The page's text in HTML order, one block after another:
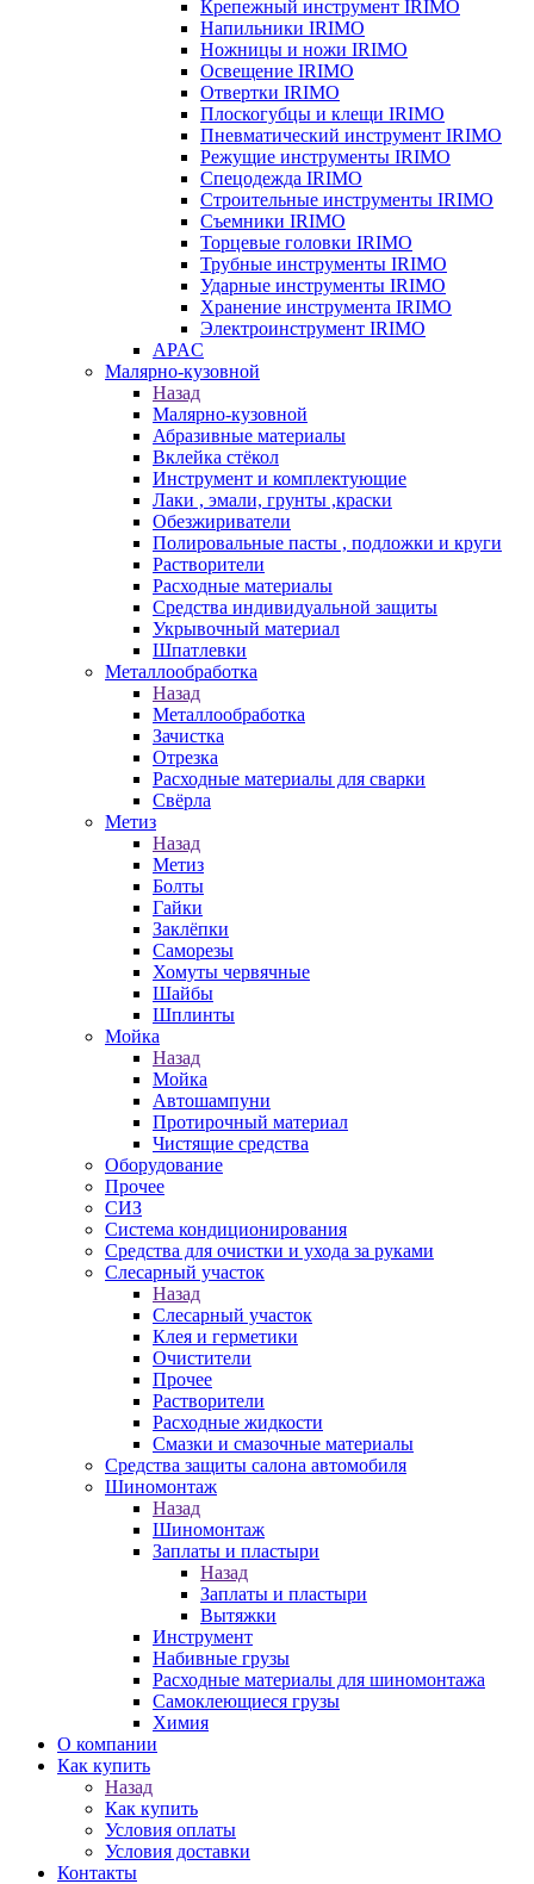
Крепежный инструмент IRIMO
Напильники IRIMO
Ножницы и ножи IRIMO
Освещение IRIMO
Отвертки IRIMO
Плоскогубцы и клещи IRIMO
Пневматический инструмент IRIMO
Режущие инструменты IRIMO
Спецодежда IRIMO
Строительные инструменты IRIMO
Съемники IRIMO
Торцевые головки IRIMO
Трубные инструменты IRIMO
Ударные инструменты IRIMO
Хранение инструмента IRIMO
Электроинструмент IRIMO
APAC
Малярно-кузовной
Назад
Малярно-кузовной
Абразивные материалы
Вклейка стёкол
Инструмент и комплектующие
Лаки , эмали, грунты ,краски
Обезжириватели
Полировальные пасты , подложки и круги
Растворители
Расходные материалы
Средства индивидуальной защиты
Укрывочный материал
Шпатлевки
Металлообработка
Назад
Металлообработка
Зачистка
Отрезка
Расходные материалы для сварки
Свёрла
Метиз
Назад
Метиз
Болты
Гайки
Заклёпки
Саморезы
Хомуты червячные
Шайбы
Шплинты
Мойка
Назад
Мойка
Автошампуни
Протирочный материал
Чистящие средства
Оборудование
Прочее
СИЗ
Система кондиционирования
Средства для очистки и ухода за руками
Слесарный участок
Назад
Слесарный участок
Клея и герметики
Очистители
Прочее
Растворители
Расходные жидкости
Смазки и смазочные материалы
Средства защиты салона автомобиля
Шиномонтаж
Назад
Шиномонтаж
Заплаты и пластыри
Назад
Заплаты и пластыри
Вытяжки
Инструмент
Набивные грузы
Расходные материалы для шиномонтажа
Самоклеющиеся грузы
Химия
О компании
Как купить
Назад
Как купить
Условия оплаты
Условия доставки
Контакты